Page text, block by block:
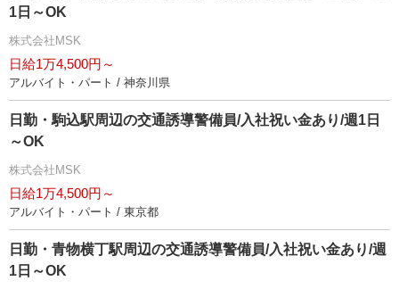
1日～OK
株式会社MSK
日給1万4,500円～
アルバイト・パート / 神奈川県
日勤・駒込駅周辺の交通誘導警備員/入社祝い金あり/週1日
～OK
株式会社MSK
日給1万4,500円～
アルバイト・パート / 東京都
日勤・青物横丁駅周辺の交通誘導警備員/入社祝い金あり/週
1日～OK